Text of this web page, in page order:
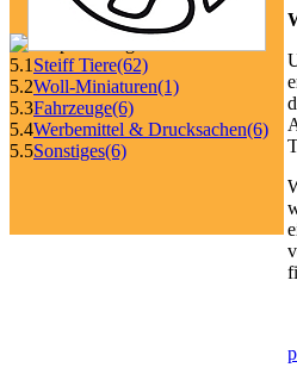
5.1 Steiff Tiere(62)
5.2Woll-Miniaturen(1)
5.3Fahrzeuge(6)
5.4Werbemittel & Drucksachen(6)
5.5Sonstiges(6)